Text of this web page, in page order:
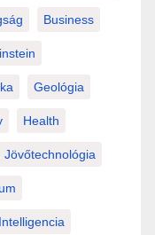
Business
Geológia
Health
Jövőtechnológia